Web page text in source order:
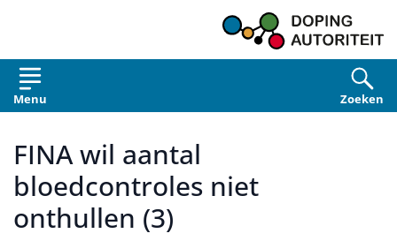
Menu Zoeken
FINA wil aantal
bloedcontroles niet
onthullen (3)